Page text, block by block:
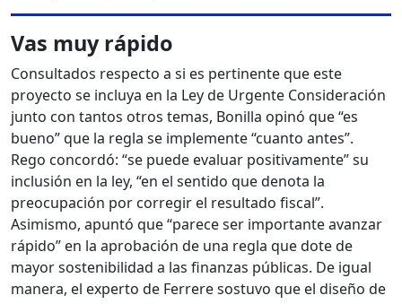
Vas muy rápido
Consultados respecto a si es pertinente que este
proyecto se incluya en la Ley de Urgente Consideración
junto con tantos otros temas, Bonilla opinó que “es
bueno” que la regla se implemente “cuanto antes”.
Rego concordó: “se puede evaluar positivamente” su
inclusión en la ley, “en el sentido que denota la
preocupación por corregir el resultado fiscal”.
Asimismo, apuntó que “parece ser importante avanzar
rápido” en la aprobación de una regla que dote de
mayor sostenibilidad a las finanzas públicas. De igual
manera, el experto de Ferrere sostuvo que el diseño de